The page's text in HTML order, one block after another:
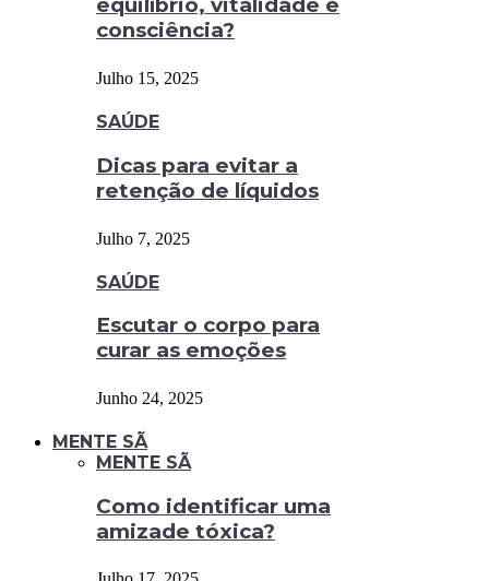
equilíbrio, vitalidade e
consciência?
Julho 15, 2025
SAÚDE
Dicas para evitar a
retenção de líquidos
Julho 7, 2025
SAÚDE
Escutar o corpo para
curar as emoções
Junho 24, 2025
MENTE SÃ
MENTE SÃ
Como identificar uma
amizade tóxica?